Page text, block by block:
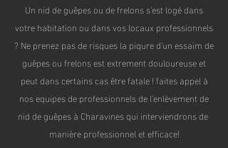
Un nid de guêpes ou de frelons s'est logé dans
votre habitation ou dans vos locaux professionnels
? Ne prenez pas de risques la piqure d'un essaim de
guêpes ou frelons est extrement douloureuse et
peut dans certains cas être fatale ! faites appel à
nos equipes de professionnels de l'enlèvement de
nid de guêpes à Charavines qui interviendrons de
manière professionnel et efficace!